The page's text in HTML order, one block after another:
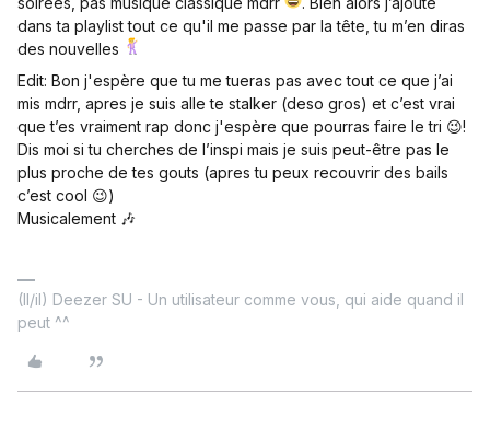
dans ta playlist tout ce qu'il me passe par la tête, tu m’en diras
des nouvelles
Edit: Bon j'espère que tu me tueras pas avec tout ce que j’ai
mis mdrr, apres je suis alle te stalker (deso gros) et c’est vrai
que t’es vraiment rap donc j'espère que pourras faire le tri 😉!
Dis moi si tu cherches de l’inspi mais je suis peut-être pas le
plus proche de tes gouts (apres tu peux recouvrir des bails
c’est cool 😉)
Musicalement 🎶
(Il/il) Deezer SU - Un utilisateur comme vous, qui aide quand il
peut ^^